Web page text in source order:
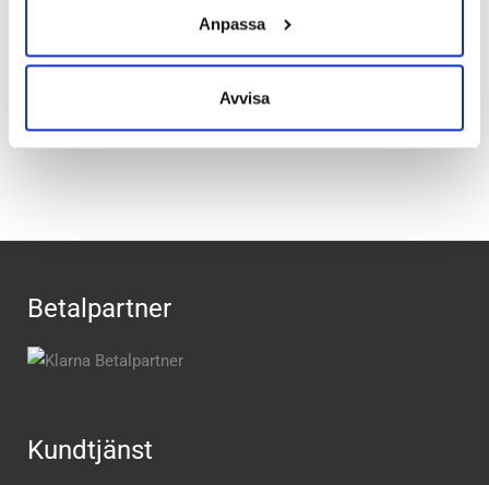
Anpassa
Avvisa
Stockholm Storgatan
Recensioner
Betalpartner
Kundtjänst